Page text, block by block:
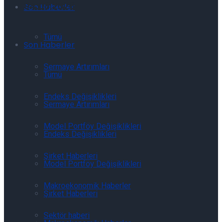
Son Haberler
Tümü
Sermaye Artırımları
Endeks Değişiklikleri
Model Portföy Değişiklikleri
Şirket Haberleri
Makroekonomik Haberler
Sektör haberi
04.08.2026
Son Haberler
Tümü
Sermaye Artırımları
Endeks Değişiklikleri
Model Portföy Değişiklikleri
Şirket Haberleri